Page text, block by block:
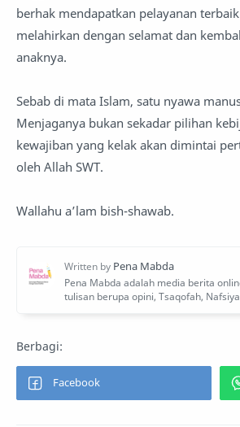
berhak mendapatkan pelayanan
melahirkan dengan selamat dan
anaknya.
Sebab di mata Islam, satu nyawa
Menjaganya bukan sekadar pilihan
kewajiban yang kelak akan dimintai
oleh Allah SWT.
Wallahu a’lam bish-shawab.